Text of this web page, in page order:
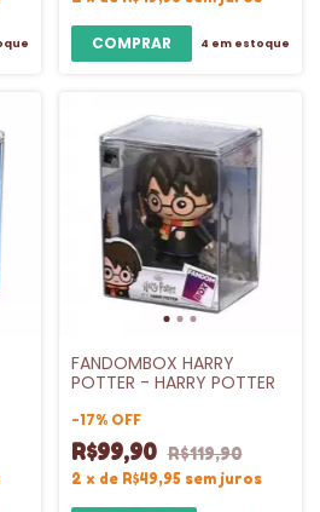
4 em estoque
FANDOMBOX HARRY
POTTER - HARRY POTTER
-17% OFF
R$99,90 R$119,90
2 x de R$49,95 sem juros